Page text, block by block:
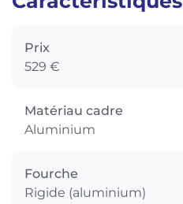
Prix
529 €
Matériau cadre
Aluminium
Fourche
Rigide (aluminium)